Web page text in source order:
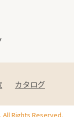
カタログ
All Rights Reserved.